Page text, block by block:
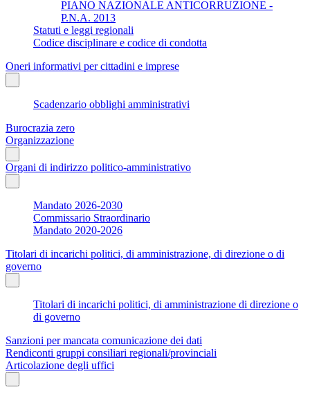
PIANO NAZIONALE ANTICORRUZIONE -
P.N.A. 2013
Statuti e leggi regionali
Codice disciplinare e codice di condotta
Oneri informativi per cittadini e imprese
Scadenzario obblighi amministrativi
Burocrazia zero
Organizzazione
Organi di indirizzo politico-amministrativo
Mandato 2026-2030
Commissario Straordinario
Mandato 2020-2026
Titolari di incarichi politici, di amministrazione, di direzione o di
governo
Titolari di incarichi politici, di amministrazione di direzione o
di governo
Sanzioni per mancata comunicazione dei dati
Rendiconti gruppi consiliari regionali/provinciali
Articolazione degli uffici